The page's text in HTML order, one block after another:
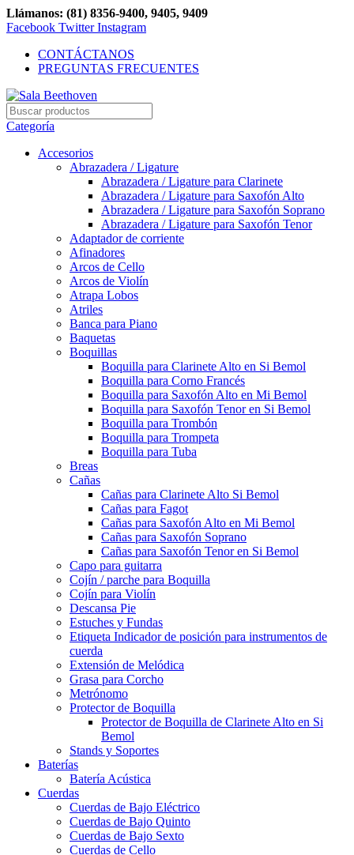
Llámanos: (81) 8356-9400, 9405, 9409
Facebook Twitter Instagram
CONTÁCTANOS
PREGUNTAS FRECUENTES
Categoría
Accesorios
Abrazadera / Ligature
Abrazadera / Ligature para Clarinete
Abrazadera / Ligature para Saxofón Alto
Abrazadera / Ligature para Saxofón Soprano
Abrazadera / Ligature para Saxofón Tenor
Adaptador de corriente
Afinadores
Arcos de Cello
Arcos de Violín
Atrapa Lobos
Atriles
Banca para Piano
Baquetas
Boquillas
Boquilla para Clarinete Alto en Si Bemol
Boquilla para Corno Francés
Boquilla para Saxofón Alto en Mi Bemol
Boquilla para Saxofón Tenor en Si Bemol
Boquilla para Trombón
Boquilla para Trompeta
Boquilla para Tuba
Breas
Cañas
Cañas para Clarinete Alto Si Bemol
Cañas para Fagot
Cañas para Saxofón Alto en Mi Bemol
Cañas para Saxofón Soprano
Cañas para Saxofón Tenor en Si Bemol
Capo para guitarra
Cojín / parche para Boquilla
Cojín para Violín
Descansa Pie
Estuches y Fundas
Etiqueta Indicador de posición para instrumentos de
cuerda
Extensión de Melódica
Grasa para Corcho
Metrónomo
Protector de Boquilla
Protector de Boquilla de Clarinete Alto en Si
Bemol
Stands y Soportes
Baterías
Batería Acústica
Cuerdas
Cuerdas de Bajo Eléctrico
Cuerdas de Bajo Quinto
Cuerdas de Bajo Sexto
Cuerdas de Cello